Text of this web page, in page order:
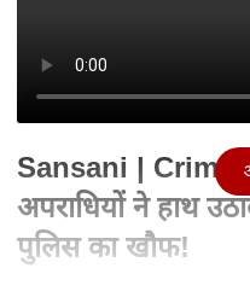
Sansani | Crime
अपराधियों ने हाथ
पुलिस का खौफ!